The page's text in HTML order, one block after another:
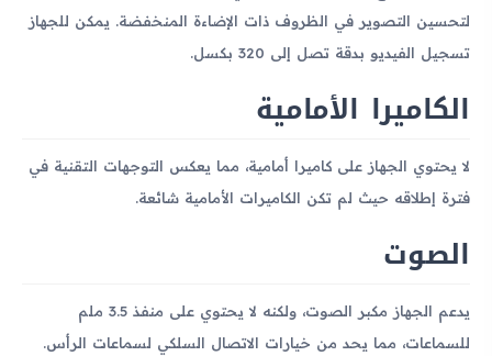
لتحسين التصوير في الظروف ذات الإضاءة المنخفضة. يمكن للجهاز
تسجيل الفيديو بدقة تصل إلى 320 بكسل.
الكاميرا الأمامية
لا يحتوي الجهاز على كاميرا أمامية، مما يعكس التوجهات التقنية في
فترة إطلاقه حيث لم تكن الكاميرات الأمامية شائعة.
الصوت
يدعم الجهاز مكبر الصوت، ولكنه لا يحتوي على منفذ 3.5 ملم
للسماعات، مما يحد من خيارات الاتصال السلكي لسماعات الرأس.